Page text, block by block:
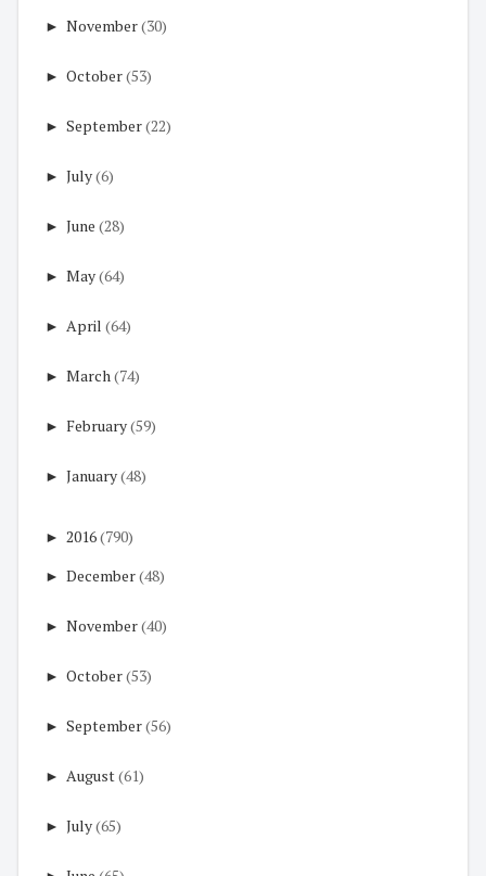
► November(30)
► October(53)
► September(22)
► July(6)
► June (28)
► May(64)
► April (64)
► March (74)
► February(59)
► January(48)
► 2016(790)
► December(48)
► November(40)
► October(53)
► September(56)
► August(61)
► July(65)